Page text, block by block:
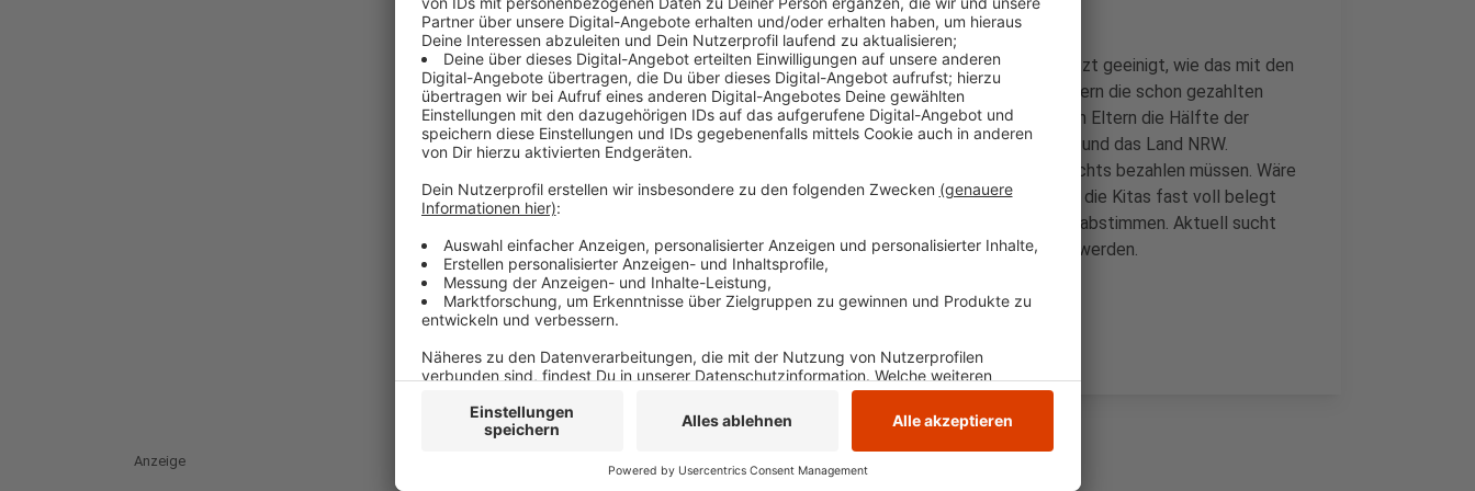
Laut der Stadt Witten haben sich das Land und die Kommunen jetzt geeinigt, wie das mit den
Elternbeiträgen laufen soll. Für den Monat Februar bekommen Eltern die schon gezahlten
Beiträge komplett erstattet. Für die Monate März bis Mai müssen Eltern die Hälfte der
Beiträge bezahlen. Die andere Hälfte übernehmen die Kommunen und das Land NRW.
Eigentlich war geplant, dass für die Monate Mai und Juni Eltern nichts bezahlen müssen. Wäre
aber nicht gerechtfertigt, heißt es, weil zum Beispiel jetzt im Juni die Kitas fast voll belegt
sind. Am Montag will der Rat der Stadt Witten über die Regelung abstimmen. Aktuell sucht
man auch noch nach einer Lösung, wie die Kitabeiträge erstattet werden.
Anzeige
Anzeige